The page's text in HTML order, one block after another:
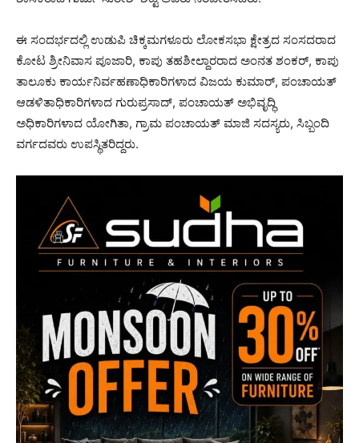
ಈ ಸಂದರ್ಭದಲ್ಲಿ ಉಡುಪಿ ಚಿಕ್ಕಮಗಳೂರು ಲೋಕಸಭಾ ಕ್ಷೇತ್ರದ ಸಂಸದರಾದ
ಕೋಟ ಶ್ರೀನಿವಾಸ ಪೂಜಾರಿ, ಕಾಪು ತಹಶೀಲ್ದಾರರಾದ ಅಂನತ ಶಂಕರ್, ಕಾಪು
ತಾಲೂಕು ಕಾರ್ಯನಿರ್ವಹಣಾಧಿಕಾರಿಗಳಾದ ವಿಜಯ ಕುಮಾರ್, ಪಂಚಾಯತ್
ಆಡಳಿತಾಧಿಕಾರಿಗಳಾದ ಗುರುಪ್ರಸಾದ್, ಪಂಚಾಯತ್ ಅಭಿವೃದ್ಧಿ
ಅಧಿಕಾರಿಗಳಾದ ಯೋಗಿತಾ, ಗ್ರಾಮ ಪಂಚಾಯತ್ ಮಾಜಿ ಸದಸ್ಯರು, ಸಿಬ್ಬಂದಿ
ವರ್ಗದವರು ಉಪಸ್ಥಿತರಿದ್ದರು.